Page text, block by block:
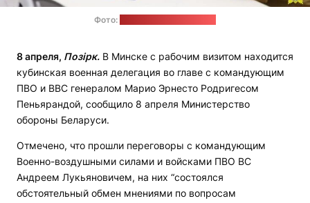
Фото:
8 апреля, Позірк. В Минске с рабочим визитом находится
кубинская военная делегация во главе с командующим
ПВО и ВВС генералом Марио Эрнесто Родригесом
Пеньярандой, сообщило 8 апреля Министерство
обороны Беларуси.
Отмечено, что прошли переговоры с командующим
Военно-воздушными силами и войсками ПВО ВС
Андреем Лукьяновичем, на них “состоялся
обстоятельный обмен мнениями по вопросам